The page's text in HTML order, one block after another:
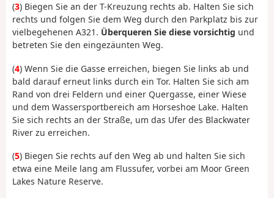
(3) Biegen Sie an der T-Kreuzung rechts ab. Halten Sie sich
rechts und folgen Sie dem Weg durch den Parkplatz bis zur
vielbegehenen A321. Überqueren Sie diese vorsichtig und
betreten Sie den eingezäunten Weg.
(4) Wenn Sie die Gasse erreichen, biegen Sie links ab und
bald darauf erneut links durch ein Tor. Halten Sie sich am
Rand von drei Feldern und einer Quergasse, einer Wiese
und dem Wassersportbereich am Horseshoe Lake. Halten
Sie sich rechts an der Straße, um das Ufer des Blackwater
River zu erreichen.
(5) Biegen Sie rechts auf den Weg ab und halten Sie sich
etwa eine Meile lang am Flussufer, vorbei am Moor Green
Lakes Nature Reserve.